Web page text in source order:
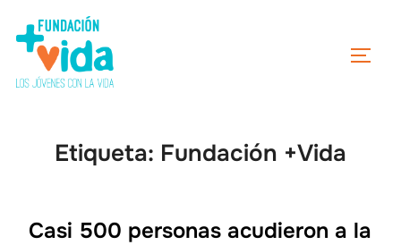
Etiqueta: Fundación +Vida
Casi 500 personas acudieron a la